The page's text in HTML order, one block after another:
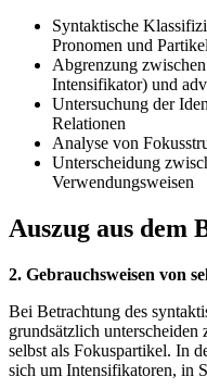
Syntaktische
Pronomen und
Abgrenzung
Intensifikator) und
Untersuchung der
Relationen
Analyse von
Unterscheidung
Verwendungsweisen
Auszug aus dem
2. Gebrauchsweisen von
Bei Betrachtung des
grundsätzlich
selbst als Fokuspartikel. In
sich um Intensifikatoren, in